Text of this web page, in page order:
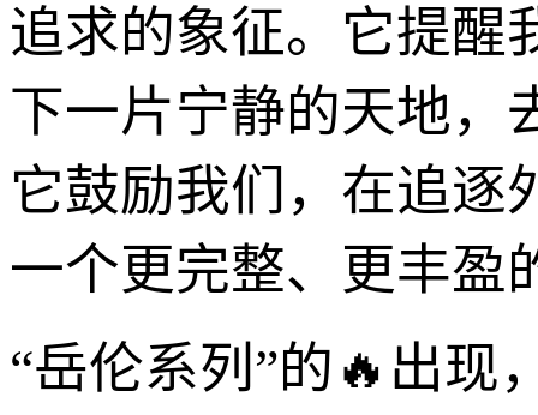
追求的象征。它提醒
下一片宁静的天地，
它鼓励我们，在追逐
一个更完整、更丰盈
“岳伦系列”的🔥出现